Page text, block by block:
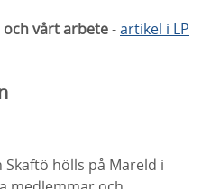
vårt arbete-artikel i LP
hölls på Mareld i